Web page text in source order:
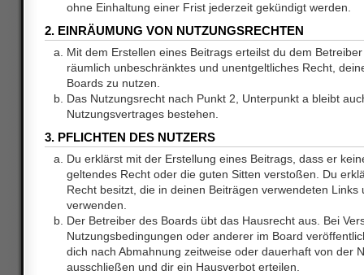
ohne Einhaltung einer Frist jederzeit gekündigt werden.
2. EINRÄUMUNG VON NUTZUNGSRECHTEN
Mit dem Erstellen eines Beitrags erteilst du dem
räumlich unbeschränktes und unentgeltliches Recht,
Boards zu nutzen.
Das Nutzungsrecht nach Punkt 2, Unterpunkt a bleibt
Nutzungsvertrages bestehen.
3. PFLICHTEN DES NUTZERS
Du erklärst mit der Erstellung eines Beitrags, dass er
geltendes Recht oder die guten Sitten verstoßen. Du
Recht besitzt, die in deinen Beiträgen verwendeten Links
verwenden.
Der Betreiber des Boards übt das Hausrecht aus. Bei
Nutzungsbedingungen oder anderer im Board
dich nach Abmahnung zeitweise oder dauerhaft von der
ausschließen und dir ein Hausverbot erteilen.